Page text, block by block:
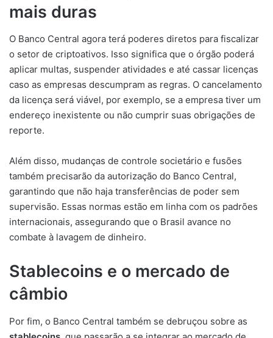
mais duras
O Banco Central agora terá poderes diretos para fiscalizar
o setor de criptoativos. Isso significa que o órgão poderá
aplicar multas, suspender atividades e até cassar licenças
caso as empresas descumpram as regras. O cancelamento
da licença será viável, por exemplo, se a empresa tiver um
endereço inexistente ou não cumprir suas obrigações de
reporte.
Além disso, mudanças de controle societário e fusões
também precisarão da autorização do Banco Central,
garantindo que não haja transferências de poder sem
supervisão. Essas normas estão em linha com os padrões
internacionais, assegurando que o Brasil avance no
combate à lavagem de dinheiro.
Stablecoins e o mercado de
câmbio
Por fim, o Banco Central também se debruçou sobre as